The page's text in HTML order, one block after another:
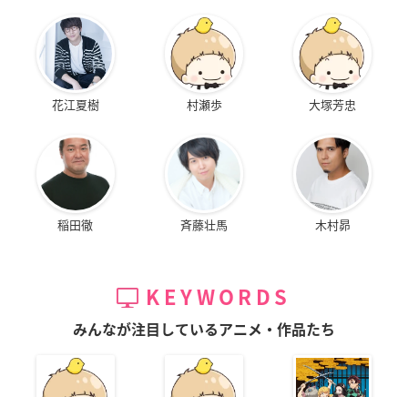
花江夏樹 村瀬歩 大塚芳忠
稲田徹 斉藤壮馬 木村昴
KEYWORDS
みんなが注目しているアニメ・作品たち